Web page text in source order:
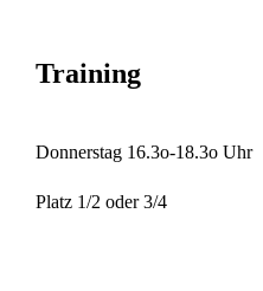
Training
Donnerstag 16.3o-18.3o Uhr
Platz 1/2 oder 3/4